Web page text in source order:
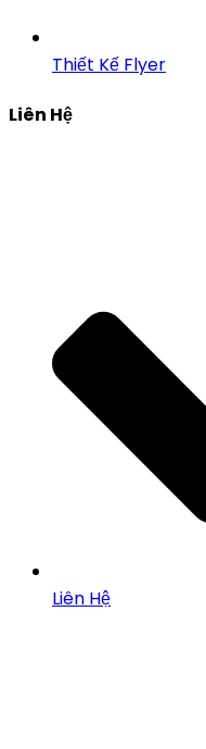
Thiết Kế Flyer
Liên Hệ
Liên Hệ